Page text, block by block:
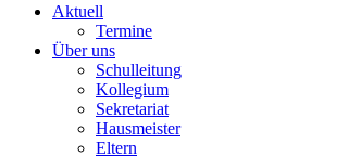
Aktuell
Termine
Über uns
Schulleitung
Kollegium
Sekretariat
Hausmeister
Eltern